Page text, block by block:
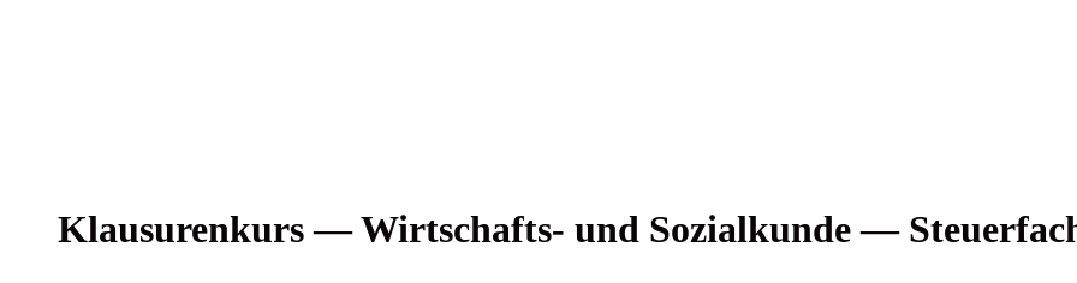
Klau­su­ren­kurs — Wirt­schafts- und Sozi­al­kun­de —